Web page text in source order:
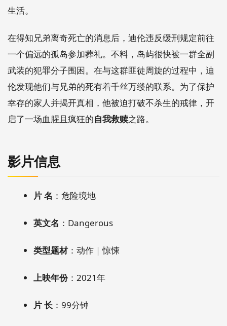
生活。
在得知兄弟离奇死亡的消息后，迪伦违反缓刑规定前往
一个偏远的孤岛参加葬礼。不料，岛屿很快被一群全副
武装的犯罪分子围困。在与这群匪徒周旋的过程中，迪
伦发现他们与兄弟的死有着千丝万缕的联系。为了保护
幸存的家人并揭开真相，他被迫打破不杀生的戒律，开
启了一场血腥且疯狂的自我救赎之路。
影片信息
片 名 ：危险境地
英文名 ：Dangerous
类型题材：动作｜惊悚
上映年份：2021年
片 长 ：99分钟